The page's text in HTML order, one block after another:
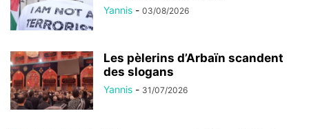
Yannis - 03/08/2026
Les pèlerins d’Arbaïn scandent
des slogans
Yannis - 31/07/2026